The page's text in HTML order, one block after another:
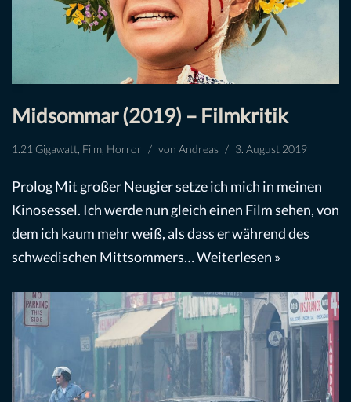
Midsommar (2019) – Filmkritik
1.21 Gigawatt Film Horror von Andreas 3. August 2019
Prolog Mit großer Neugier setze ich mich in meinen
Kinosessel. Ich werde nun gleich einen Film sehen, von
dem ich kaum mehr weiß, als dass er während des
schwedischen Mittsommers…Weiterlesen »